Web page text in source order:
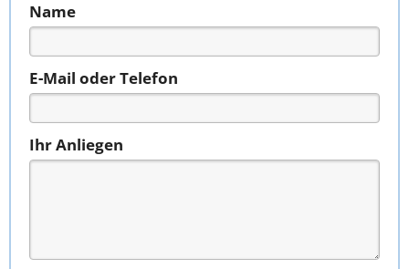
Name
E-Mail oder Telefon
Ihr Anliegen